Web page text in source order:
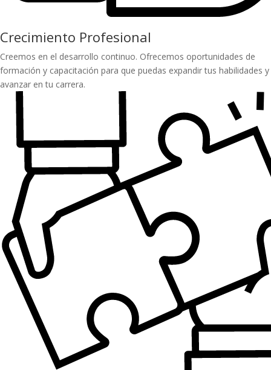
Crecimiento Profesional
Creemos en el desarrollo continuo. Ofrecemos oportunidades de
formación y capacitación para que puedas expandir tus habilidades y
avanzar en tu carrera.